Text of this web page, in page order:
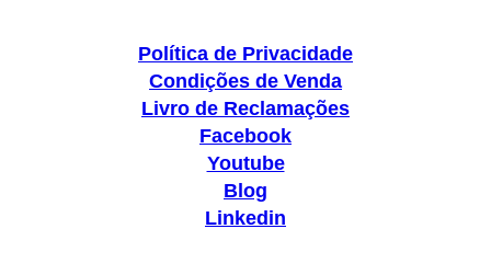
Política de Privacidade
Condições de Venda
Livro de Reclamações
Facebook
Youtube
Blog
Linkedin